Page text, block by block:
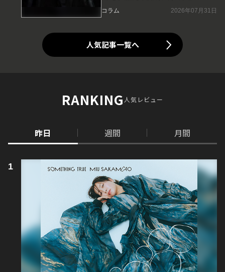
コラム 2026年07月31日
人気記事一覧へ
RANKING人気レビュー
昨日 週間 月間